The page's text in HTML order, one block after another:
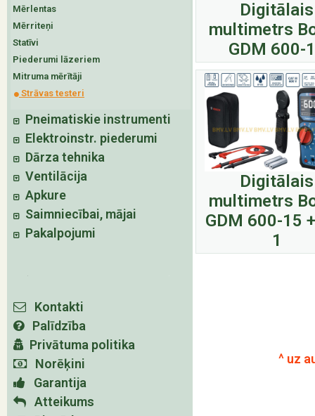
Mērlentas
Mērriteņi
Statīvi
Piederumi lāzeriem
Mitruma mērītāji
Strāvas testeri
Pneimatiskie instrumenti
Elektroinstr. piederumi
Dārza tehnika
Ventilācija
Apkure
Saimniecībai, mājai
Pakalpojumi
Kontakti
Palīdzība
Privātuma politika
Norēķini
Garantija
Atteikums
Digitālais
multimetrs
GDM 600-
Digitālais
multimetrs
GDM 600-15
1
^ uz